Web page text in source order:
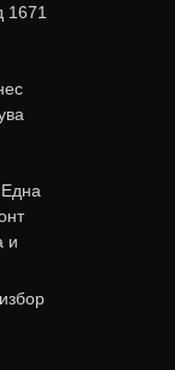
1671
и